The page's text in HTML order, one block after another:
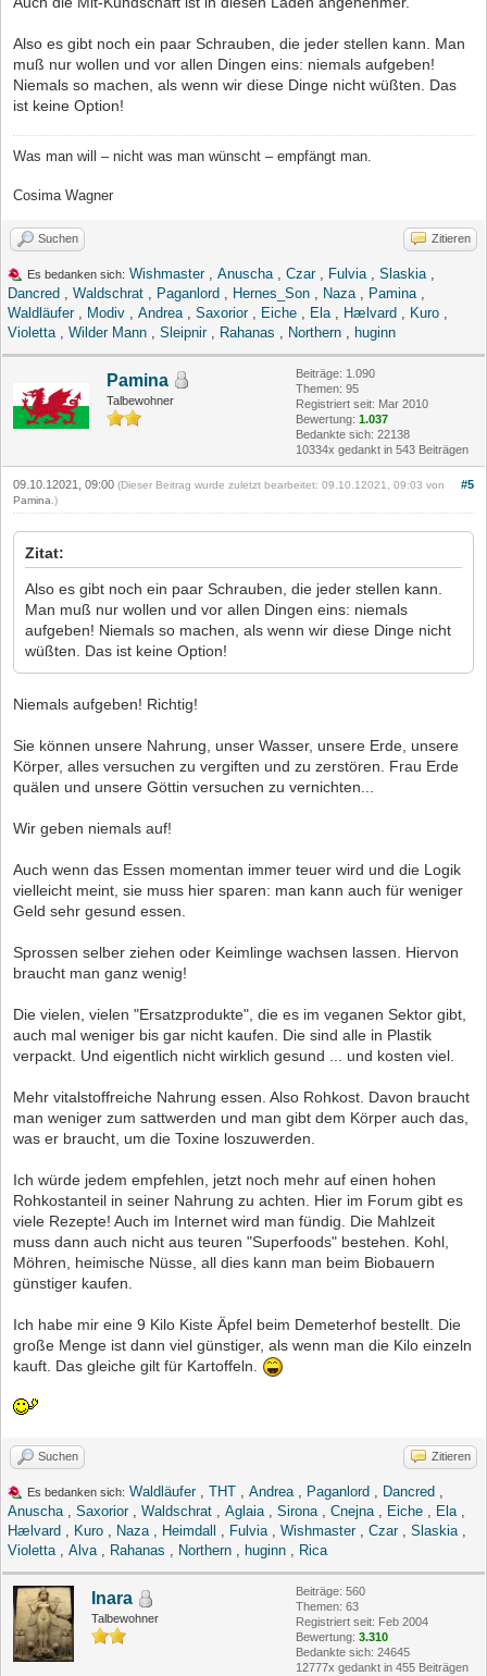
Also es gibt noch ein paar Schrauben, die jeder stellen kann. Man
muß nur wollen und vor allen Dingen eins: niemals aufgeben!
Niemals so machen, als wenn wir diese Dinge nicht wüßten. Das
ist keine Option!
Was man will – nicht was man wünscht – empfängt man.
Cosima Wagner
Suchen Zitieren
Es bedanken sich: Wishmaster, Anuscha Czar, Fulvia Slaskia
Dancred
Waldschrat Paganlord Hernes_Son Naza Pamina
Waldläufer, Modiv Andrea Saxorior, Eiche Ela Hælvard Kuro
Violetta
Wilder Mann Sleipnir, Rahanas Northern huginn
Pamina
Talbewohner
Beiträge: 1.090
Themen: 95
Registriert seit: Mar 2010
Bewertung: 1.037
Bedankte sich: 22138
10334x gedankt in 543 Beiträgen
#5
09.10.12021, 09:00 (Dieser Beitrag wurde zuletzt bearbeitet: 09.10.12021, 09:03 von
Pamina .)
Zitat:
Also es gibt noch ein paar Schrauben, die jeder stellen kann.
Man muß nur wollen und vor allen Dingen eins: niemals
aufgeben! Niemals so machen, als wenn wir diese Dinge nicht
wüßten. Das ist keine Option!
Niemals aufgeben! Richtig!
Sie können unsere Nahrung, unser Wasser, unsere Erde, unsere
Körper, alles versuchen zu vergiften und zu zerstören. Frau Erde
quälen und unsere Göttin versuchen zu vernichten...
Wir geben niemals auf!
Auch wenn das Essen momentan immer teuer wird und die Logik
vielleicht meint, sie muss hier sparen: man kann auch für weniger
Geld sehr gesund essen.
Sprossen selber ziehen oder Keimlinge wachsen lassen. Hiervon
braucht man ganz wenig!
Die vielen, vielen "Ersatzprodukte", die es im veganen Sektor gibt,
auch mal weniger bis gar nicht kaufen. Die sind alle in Plastik
verpackt. Und eigentlich nicht wirklich gesund ... und kosten viel.
Mehr vitalstoffreiche Nahrung essen. Also Rohkost. Davon braucht
man weniger zum sattwerden und man gibt dem Körper auch das,
was er braucht, um die Toxine loszuwerden.
Ich würde jedem empfehlen, jetzt noch mehr auf einen hohen
Rohkostanteil in seiner Nahrung zu achten. Hier im Forum gibt es
viele Rezepte! Auch im Internet wird man fündig. Die Mahlzeit
muss dann auch nicht aus teuren "Superfoods" bestehen. Kohl,
Möhren, heimische Nüsse, all dies kann man beim Biobauern
günstiger kaufen.
Ich habe mir eine 9 Kilo Kiste Äpfel beim Demeterhof bestellt. Die
große Menge ist dann viel günstiger, als wenn man die Kilo einzeln
kauft. Das gleiche gilt für Kartoffeln.
Suchen Zitieren
Es bedanken sich: Waldläufer, THT , Andrea, Paganlord , Dancred ,
Anuscha, Saxorior, Waldschrat , Aglaia, Sirona, Cnejna, Eiche , Ela,
Hælvard , Kuro , Naza, Heimdall , Fulvia, Wishmaster, Czar, Slaskia,
Violetta, Alva, Rahanas , Northern , huginn , Rica
Inara
Talbewohner
Beiträge: 560
Themen: 63
Registriert seit: Feb 2004
Bewertung: 3.310
Bedankte sich: 24645
12777x gedankt in 455 Beiträgen